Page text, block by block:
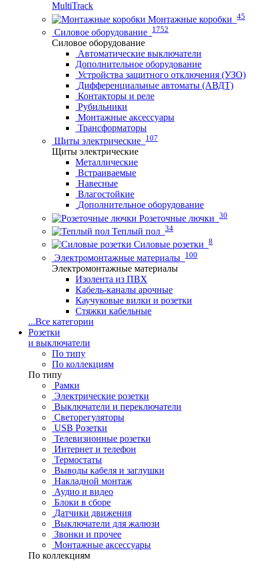
MultiTrack
Монтажные коробки 45
Силовое оборудование 1752
Силовое оборудование
Автоматические выключатели
Дополнительное оборудование
Устройства защитного отключения (УЗО)
Дифференциальные автоматы (АВДТ)
Контакторы и реле
Рубильники
Монтажные аксессуары
Трансформаторы
Щиты электрические 107
Щиты электрические
Металлические
Встраиваемые
Навесные
Влагостойкие
Дополнительное оборудование
Розеточные лючки 30
Теплый пол 34
Силовые розетки 8
Электромонтажные материалы 100
Электромонтажные материалы
Изолента из ПВХ
Кабель-каналы арочные
Каучуковые вилки и розетки
Стяжки кабельные
...Все категории
Розетки
и выключатели
По типу
По коллекциям
По типу
Рамки
Электрические розетки
Выключатели и переключатели
Светорегуляторы
USB Розетки
Телевизионные розетки
Интернет и телефон
Термостаты
Выводы кабеля и заглушки
Накладной монтаж
Аудио и видео
Блоки в сборе
Датчики движения
Выключатели для жалюзи
Звонки и прочее
Монтажные аксессуары
По коллекциям